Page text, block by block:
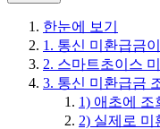
한눈에 보기
1. 통신 미환급금
2. 스마트초이스
3. 통신 미환급금
1) 애초에 조
2) 실제로 미